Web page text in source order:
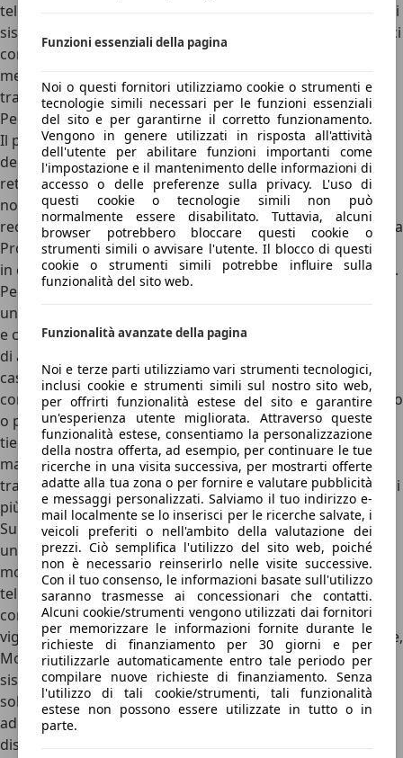
Funzioni essenziali della pagina
Noi o questi fornitori utilizziamo cookie o strumenti e
tecnologie simili necessari per le funzioni essenziali
del sito e per garantirne il corretto funzionamento.
Vengono in genere utilizzati in risposta all'attività
dell'utente per abilitare funzioni importanti come
l'impostazione e il mantenimento delle informazioni di
accesso o delle preferenze sulla privacy. L'uso di
questi cookie o tecnologie simili non può
normalmente essere disabilitato. Tuttavia, alcuni
browser potrebbero bloccare questi cookie o
strumenti simili o avvisare l'utente. Il blocco di questi
cookie o strumenti simili potrebbe influire sulla
funzionalità del sito web.
Funzionalità avanzate della pagina
Noi e terze parti utilizziamo vari strumenti tecnologici,
inclusi cookie e strumenti simili sul nostro sito web,
per offrirti funzionalità estese del sito e garantire
un'esperienza utente migliorata. Attraverso queste
funzionalità estese, consentiamo la personalizzazione
della nostra offerta, ad esempio, per continuare le tue
ricerche in una visita successiva, per mostrarti offerte
adatte alla tua zona o per fornire e valutare pubblicità
e messaggi personalizzati. Salviamo il tuo indirizzo e-
mail localmente se lo inserisci per le ricerche salvate, i
veicoli preferiti o nell'ambito della valutazione dei
prezzi. Ciò semplifica l'utilizzo del sito web, poiché
non è necessario reinserirlo nelle visite successive.
Con il tuo consenso, le informazioni basate sull'utilizzo
saranno trasmesse ai concessionari che contatti.
Alcuni cookie/strumenti vengono utilizzati dai fornitori
per memorizzare le informazioni fornite durante le
richieste di finanziamento per 30 giorni e per
riutilizzarle automaticamente entro tale periodo per
compilare nuove richieste di finanziamento. Senza
l'utilizzo di tali cookie/strumenti, tali funzionalità
estese non possono essere utilizzate in tutto o in
parte.
telecomandati a distanza e costituiscono uno dei principali
sistemi di informazione all’utenza. Sono pannelli elettronici
con simboli e scritte che indicano le condizioni
meteorologiche, di traffico e di circolazione presenti nel
tratto autostradale interessato.
Pedaggio autostradale: come si forma
Il pedaggio è l’importo che si paga per l’utilizzo
dell'autostrada. I criteri per il calcolo dei pedaggi per la
rete autostradale italiana sono stabiliti dalla specifica
normativa di settore (leggi dello Stato e, negli anni più
recenti, delibere del CIPE - Comitato Interministeriale per la
Programmazione Economica), recepita nelle Convenzioni
in essere fra le società concessionarie e l'Ente concedente.
Per ottenere il totale, il cliente deve moltiplicare la
unitaria
e casello sono conteggiati i km degli svincoli, delle bretelle
di adduzione e dei tratti autostradali liberi prima e dopo il
casello che sono stati costruiti e sono gestiti dalla
concessionaria. Più IVA 22% e arrotondamento per eccesso
o per difetto ai 10 centesimi di euro. La tariffa unitaria
tiene conto dei costi di costruzione, gestione e
manutenzione delle tratte autostradali (è per questo che i
tratti di montagna, ricchi di viadotti e di gallerie, costano di
più).
Sulle autostrade per il cui uso sia dovuto il pagamento di
un pedaggio, l’esazione può essere effettuata mediante
modalità manuale o automatizzata, anche con sistemi di
telepedaggio con o senza barriere. I conducenti devono
corrispondere il pedaggio secondo le modalità e le tariffe
vigenti. Fra i sistemi di telepedaggio: Telepass, UnipolMove,
MooneyGo. Le informazioni del veicolo vengono lette, il
sistema verifica i dati e, se tutto è corretto, la sbarra si
solleva automaticamente. L’importo del pedaggio viene
addebitato sul conto corrente o sulla carta associata al
dispositivo. Ogni operatore mette a disposizione un’app